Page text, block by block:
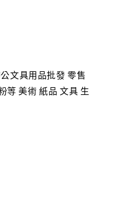
文具用品批發 零售
等 美術 紙品 文具 生